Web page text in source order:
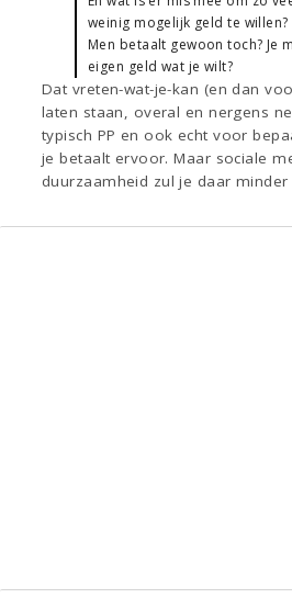
weinig mogelijk geld te willen?
Men betaalt gewoon toch? Je
eigen geld wat je wilt?
Dat vreten-wat-je-kan (en dan
laten staan, overal en nergens
typisch PP en ook echt voor
je betaalt ervoor. Maar sociale
duurzaamheid zul je daar minder